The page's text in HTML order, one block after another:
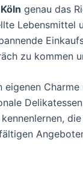
genau das
Lebensmittel
zu kommen